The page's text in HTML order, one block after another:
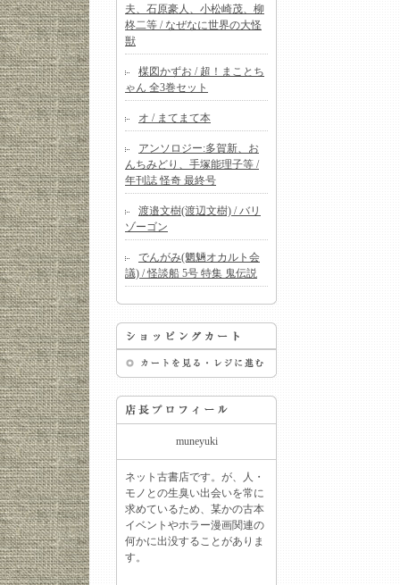
夫、石原豪人、小松崎茂、柳
柊二等 / なぜなに世界の大怪
獣
楳図かずお / 超！まことち
ゃん 全3巻セット
オ / まてまて本
アンソロジー:多賀新、お
んちみどり、手塚能理子等 /
年刊誌 怪奇 最終号
渡邉文樹(渡辺文樹) / バリ
ゾーゴン
でんがみ(魍魎オカルト会
議) / 怪談船 5号 特集 鬼伝説
muneyuki
ネット古書店です。が、人・
モノとの生臭い出会いを常に
求めているため、某かの古本
イベントやホラー漫画関連の
何かに出没することがありま
す。